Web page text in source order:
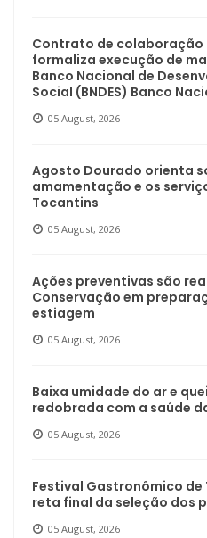
Contrato de colaboração
formaliza execução de
Banco Nacional de
Social (BNDES) Banco
05 August, 2026
Agosto Dourado orienta
amamentação e os
Tocantins
05 August, 2026
Ações preventivas são
Conservação em
estiagem
05 August, 2026
Baixa umidade do ar e
redobrada com a saúde
05 August, 2026
Festival Gastronômico
reta final da seleção dos
05 August, 2026